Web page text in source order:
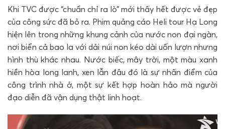
Khi TVC được “chuẩn chỉ ra lò” mới thấy hết được vẻ đẹp
của công sức đã bỏ ra. Phim quảng cáo Heli tour Hạ Long
hiện lên trong những khung cảnh của nước non đại ngàn,
nơi biển cả bao la với dải núi non kéo dài uốn lượn nhưng
hình thù khác nhau. Nước biếc, mây trời, một màu xanh
hiền hòa long lanh, xen lẫn đâu đó là sự nhấn điểm của
công trình nhà ở, một sự kết hợp hoàn hảo mà người
đạo diễn đã vận dụng thật linh hoạt.